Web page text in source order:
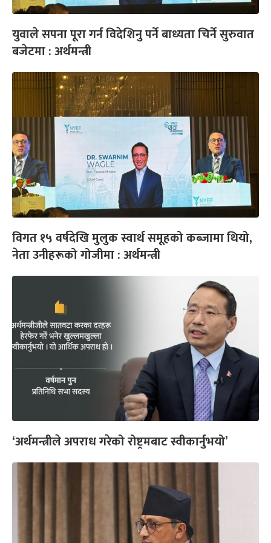
युवाले सपना पूरा गर्न विदेशिनु पर्ने बाध्यता चिर्ने सुरुवात
बजेटमा : अर्थमन्त्री
विगत १५ वर्षदेखि मुलुक स्वार्थ समूहको कब्जामा थियो,
नेता उनीहरूको गोजीमा : अर्थमन्त्री
‘अर्थमन्त्रीले अपराध गरेको रोष्ट्रमबाट स्वीकार्नुभयो’